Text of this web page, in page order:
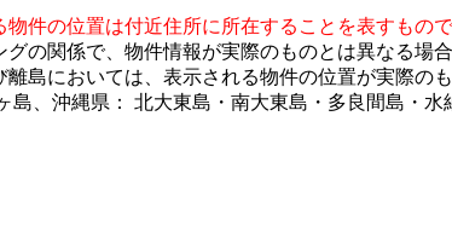
件の位置は付近住所に所在することを表すもの
の関係で、物件情報が実際のものとは異なる場
島においては、表示される物件の位置が実際の
島、沖縄県： 北大東島・南大東島・多良間島・